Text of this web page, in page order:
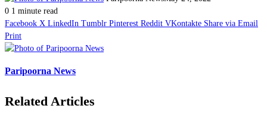
0 1 minute read
Facebook X LinkedIn Tumblr Pinterest Reddit VKontakte Share via Email
Print
Paripoorna News
Related Articles